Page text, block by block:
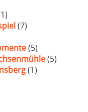
(7)
(5)
(5)
(1)